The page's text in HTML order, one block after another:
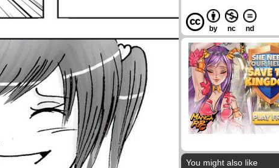
by nc nd
You might also like